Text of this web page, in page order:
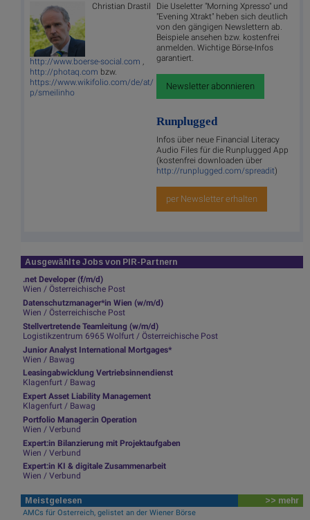
Christian Drastil
http://www.boerse-social.com
http://photaq.com bzw.
https://www.wikifolio.com/de/at/
p/smeilinho
Die Useletter "Morning Xpresso" und
"Evening Xtrakt" heben sich deutlich
von den gängigen Newslettern ab.
Beispiele ansehen bzw. kostenfrei
anmelden. Wichtige Börse-Infos
garantiert.
Newsletter abonnieren
Runplugged
Infos über neue Financial Literacy
Audio Files für die Runplugged App
(kostenfrei downloaden über
http://runplugged.com/spreadit)
per Newsletter erhalten
Ausgewählte Jobs von PIR-Partnern
.net Developer (f/m/d)
Wien / Österreichische Post
Datenschutzmanager*in Wien (w/m/d)
Wien / Österreichische Post
Stellvertretende Teamleitung (w/m/d)
Logistikzentrum 6965 Wolfurt / Österreichische Post
Junior Analyst International Mortgages*
Wien / Bawag
Leasingabwicklung Vertriebsinnendienst
Klagenfurt / Bawag
Expert Asset Liability Management
Klagenfurt / Bawag
Portfolio Manager:in Operation
Wien / Verbund
Expert:in Bilanzierung mit Projektaufgaben
Wien / Verbund
Expert:in KI & digitale Zusammenarbeit
Wien / Verbund
Meistgelesen >> mehr
AMCs für Österreich, gelistet an der Wiener Börse